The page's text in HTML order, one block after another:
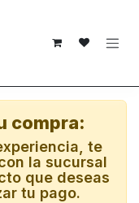
compra:
te
la sucursal
que deseas
tu pago.